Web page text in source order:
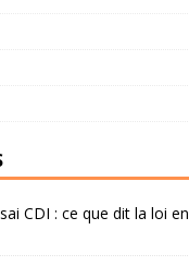
CDI : ce que dit la loi en